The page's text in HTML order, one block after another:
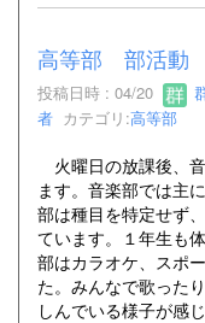
高等部 部活動
投稿日時 : 04/20
者 カテゴリ:高等部
火曜日の放課後、
ます。音楽部では主
部は種目を特定せず
ています。１年生も
部はカラオケ、スポ
た。みんなで歌った
しんでいる様子が感